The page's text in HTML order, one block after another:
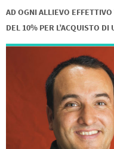
AD OGNI ALLIEVO
DEL 10% PER L’ACQUISTO